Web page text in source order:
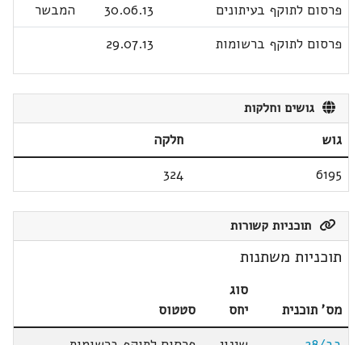
פרסום לתוקף בעיתונים
30.06.13
המבשר
פרסום לתוקף ברשומות
29.07.13
גושים וחלקות
גוש
חלקה
6195
324
תוכניות קשורות
תוכניות משתנות
מס' תוכנית
סוג
יחס
סטטוס